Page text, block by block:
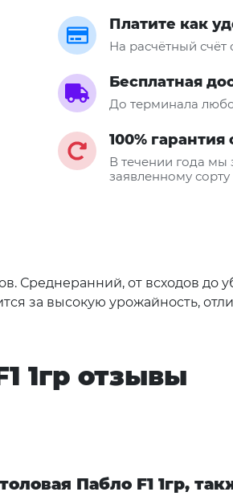
Платите как
На расчётный
Бесплатная
До терминала
100% гарантия
В течении года мы
заявленному сорту
от всходов до
за высокую урожайность,
1гр отзывы
Пабло F1 1гр,